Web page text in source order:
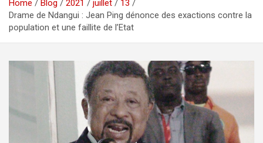
Home Blog 2021 juillet
13
Drame de Ndangui : Jean Ping dénonce des exactions contre la
population et une faillite de l’Etat